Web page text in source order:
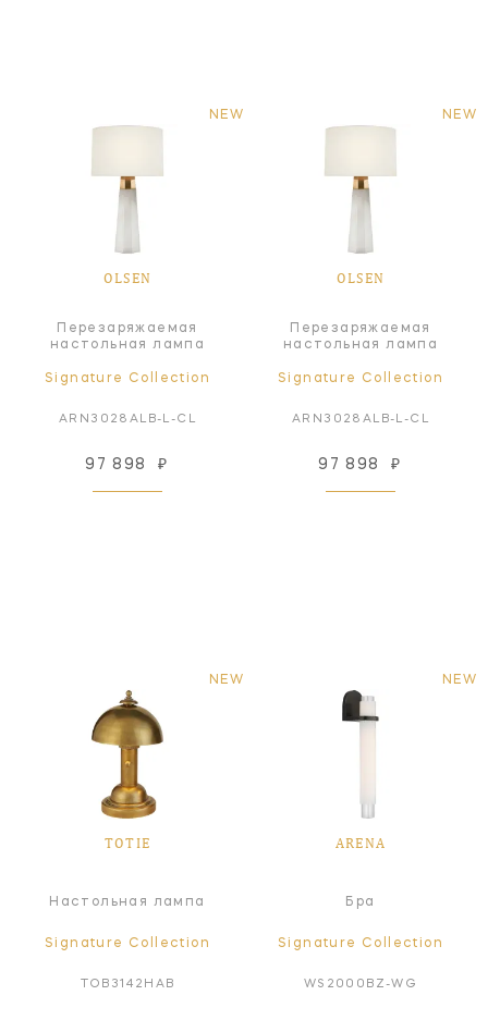
NEW
OLSEN
Перезаряжаемая
настольная лампа
Signature Collection
ARN3028ALB-L-CL
97 898 ₽
NEW
OLSEN
Перезаряжаемая
настольная лампа
Signature Collection
ARN3028ALB-L-CL
97 898 ₽
NEW
TOTIE
Настольная лампа
Signature Collection
TOB3142HAB
NEW
ARENA
Бра
Signature Collection
WS2000BZ-WG